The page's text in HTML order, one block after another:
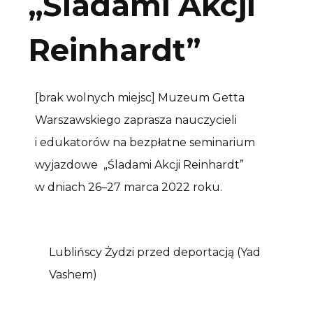
Reinhardt”
[brak wolnych miejsc] Muzeum Getta
Warszawskiego zaprasza nauczycieli
i edukatorów na bezpłatne seminarium
wyjazdowe „Śladami Akcji Reinhardt”
w dniach 26–27 marca 2022 roku.
Lublińscy Żydzi przed deportacją (Yad
Vashem)